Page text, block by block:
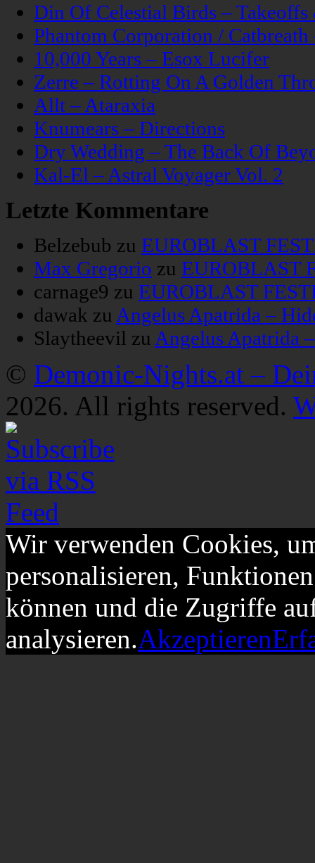
Din Of Celestial Birds –
Phantom Corporation /
10,000 Years – Esox Lucifer
Zerre – Rotting On A Golden
Allt – Ataraxia
Knumears – Directions
Dry Wedding – The Back Of
Kal-El – Astral Voyager Vol. 2
Letzte Kommentare
Belzebub zu EUROBLAST
Max Gregorio zu EUROBLAST
carnage9 zu EUROBLAST
dawak zu Angelus Apatrida –
Slaytheevil zu Angelus Apatrida
© Demonic-Nights.at –
2026. All rights reserved.
Wir verwenden Cookies,
personalisieren,
können und die Zugriffe
analysieren.Akzeptieren